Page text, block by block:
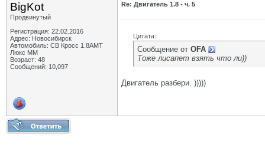
BigKot
Продвинутый
Регистрация: 22.02.2016
Адрес: Новосибирск
Автомобиль: СВ Кросс 1.8АМТ
Люкс ММ
Возраст: 48
Сообщений: 10,097
Re: Двигатель 1.8 - ч. 5
Цитата:
Сообщение от OFA
Тоже лисапет взять что ли))
Двигатель разбери. )))))